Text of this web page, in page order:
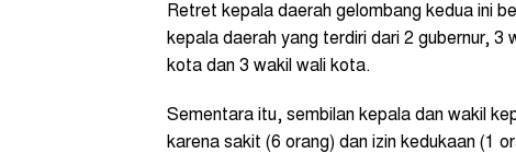
Retret kepala daerah gelombang kedua ini
kepala daerah yang terdiri dari 2 gubernur,
kota dan 3 wakil wali kota.
Sementara itu, sembilan kepala dan wakil
karena sakit (6 orang) dan izin kedukaan (1